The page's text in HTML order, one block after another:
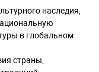
наследия,
в глобальном
страны,